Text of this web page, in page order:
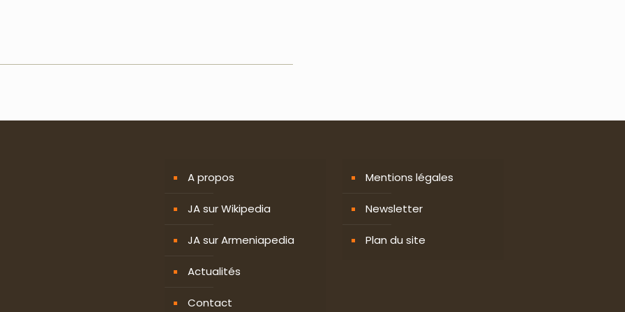
A propos
JA sur Wikipedia
JA sur Armeniapedia
Actualités
Contact
Mentions légales
Newsletter
Plan du site